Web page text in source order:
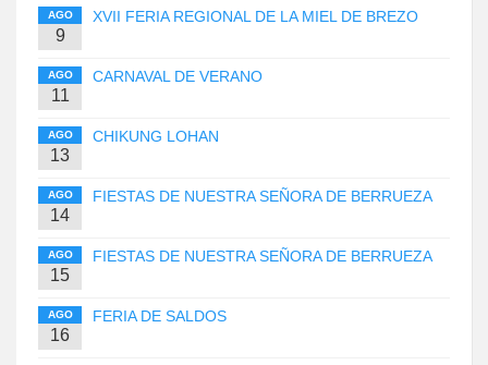
AGO
9
XVII FERIA REGIONAL DE LA MIEL DE BREZO
AGO
11
CARNAVAL DE VERANO
AGO
13
CHIKUNG LOHAN
AGO
14
FIESTAS DE NUESTRA SEÑORA DE BERRUEZA
AGO
15
FIESTAS DE NUESTRA SEÑORA DE BERRUEZA
AGO
16
FERIA DE SALDOS